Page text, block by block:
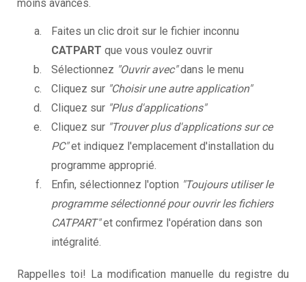
moins avancés.
Faites un clic droit sur le fichier inconnu
CATPART que vous voulez ouvrir
Sélectionnez "Ouvrir avec"dans le menu
Cliquez sur "Choisir une autre application"
Cliquez sur "Plus d'applications"
Cliquez sur "Trouver plus d'applications sur ce
PC"et indiquez l'emplacement d'installation du
programme approprié.
Enfin, sélectionnez l'option "Toujours utiliser le
programme sélectionné pour ouvrir les fichiers
CATPART"et confirmez l'opération dans son
intégralité.
Rappelles toi! La modification manuelle du registre du